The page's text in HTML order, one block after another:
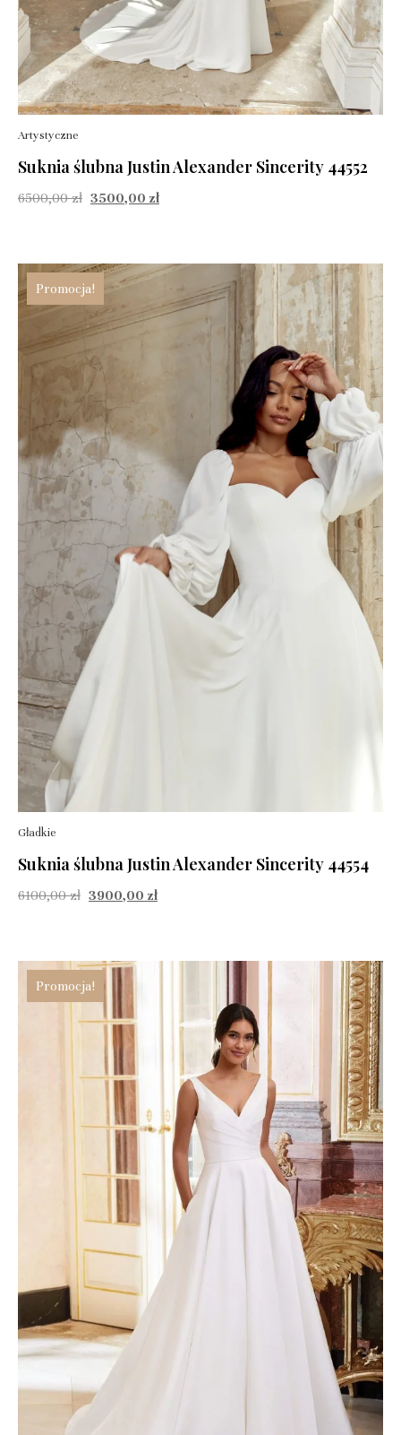
Artystyczne
Suknia ślubna Justin Alexander Sincerity 44552
6500,00zł 3500,00 zł
Promocja!
Gładkie
Suknia ślubna Justin Alexander Sincerity 44554
6100,00zł 3900,00 zł
Promocja!